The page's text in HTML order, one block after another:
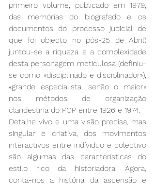
primeiro volume, publicado em 1979,
das memórias do biografado e os
documentos do processo judicial de
que foi objecto no pós-25 de Abril)
juntou-se a riqueza e a complexidade
desta personagem meticulosa (definiu-
se como «disciplinado e disciplinador»),
«grande especialista, senão o maior»
nos métodos de organização
clandestina do PCP entre 1926 e 1974.
Detalhe vivo e uma visão precisa, mas
singular e criativa, dos movimentos
interactivos entre indíviduo e colectivo
são algumas das características do
estilo rico da historiadora. Agora,
conta-nos a história da ascensão e